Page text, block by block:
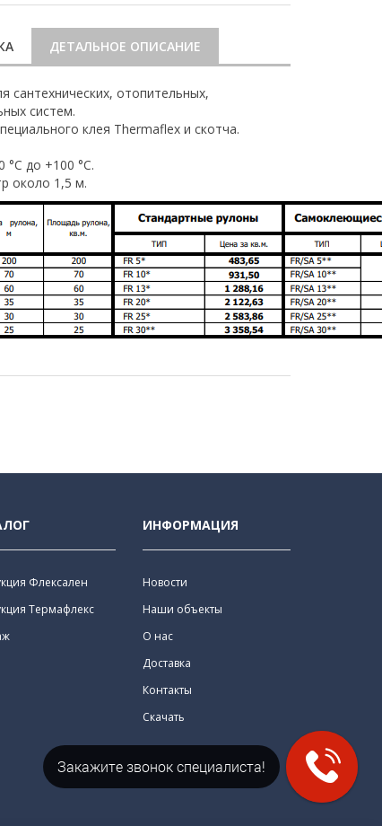
ДЕТАЛЬНОЕ ОПИСАНИЕ
сантехнических, отопительных,
систем.
клея Thermaflex и скотча.
°С до +100 °С.
около 1,5 м.
Флексален
Термафлекс
ИНФОРМАЦИЯ
Новости
Наши объекты
О нас
Доставка
Контакты
Скачать
Закажите звонок специалиста!